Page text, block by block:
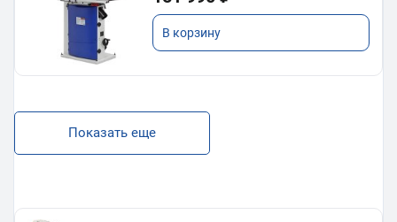
В корзину
Показать еще